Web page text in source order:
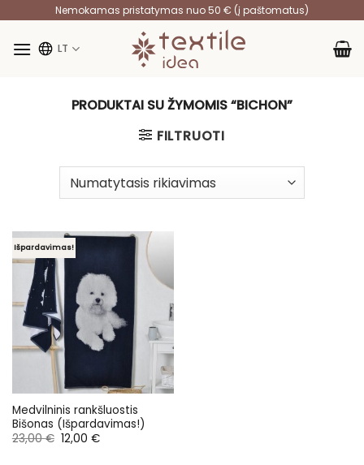
content
Nemokamas pristatymas nuo 50 € (į paštomatus)
LT
PRODUKTAI SU ŽYMOMIS “BICHON”
FILTRUOTI
Išpardavimas!
Medvilninis rankšluostis
Bišonas (Išpardavimas!)
23,00€ Original
price
12,00 €Current